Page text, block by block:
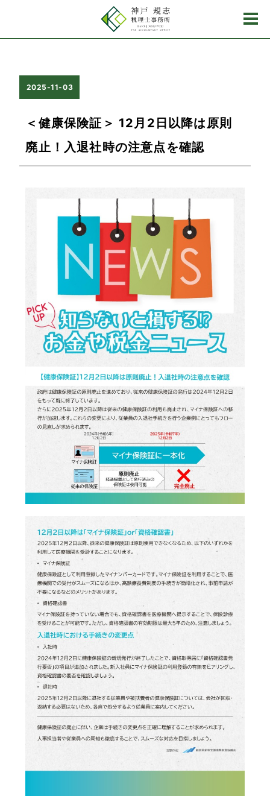
2025-11-03
＜健康保険証＞ 12月2日以降は原則
廃止！入退社時の注意点を確認